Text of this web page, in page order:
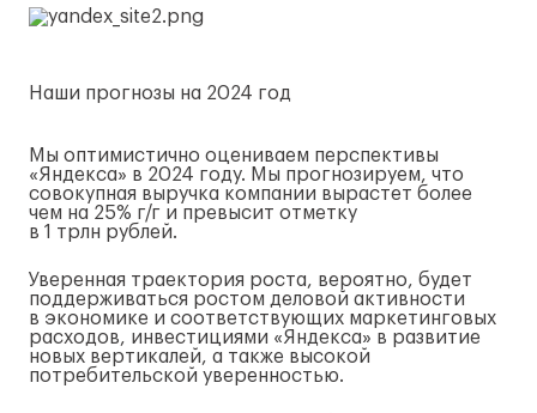
Наши прогнозы на 2024 год
Мы оптимистично оцениваем перспективы
«Яндекса» в 2024 году. Мы прогнозируем, что
совокупная выручка компании вырастет более
чем на 25% г/г и превысит отметку
в 1 трлн рублей.
Уверенная траектория роста, вероятно, будет
поддерживаться ростом деловой активности
в экономике и соответствующих маркетинговых
расходов, инвестициями «Яндекса» в развитие
новых вертикалей, а также высокой
потребительской уверенностью.